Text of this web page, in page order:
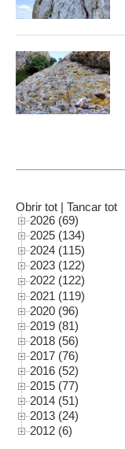
Obrir tot | Tancar tot
2026 (69)
2025 (134)
2024 (115)
2023 (122)
2022 (122)
2021 (119)
2020 (96)
2019 (81)
2018 (56)
2017 (76)
2016 (52)
2015 (77)
2014 (51)
2013 (24)
2012 (6)